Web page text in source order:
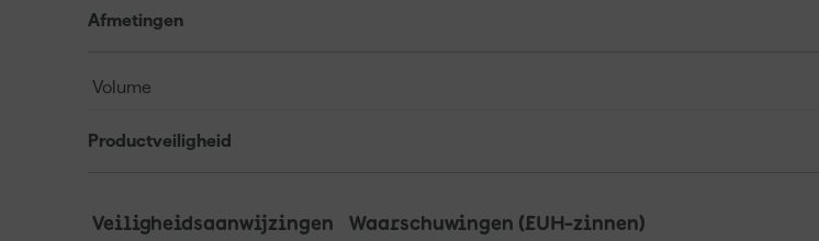
Afmetingen
Volume
Productveiligheid
Veiligheidsaanwijzingen Waarschuwingen (EUH-zinnen)